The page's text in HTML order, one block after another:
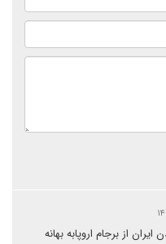
از برجام اروپابه بهانه